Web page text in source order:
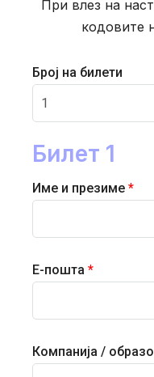
При влез на
кодовите
Број на билети
Билет 1
Име и презиме *
Е-пошта *
Компанија /